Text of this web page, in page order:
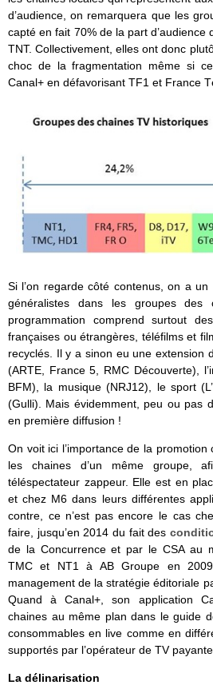
d’audience, on remarquera que les
capté en fait 70% de la part d’audience
TNT. Collectivement, elles ont donc
choc de la fragmentation même si
Canal+ en défavorisant TF1 et France
Si l’on regarde côté contenus, on a
généralistes dans les groupes des
programmation comprend surtout
françaises ou étrangères, téléfilms et
recyclés. Il y a sinon eu une extension
(ARTE, France 5, RMC Découverte),
BFM), la musique (NRJ12), le sport
(Gulli). Mais évidemment, peu ou pas
en première diffusion !
On voit ici l’importance de la
les chaines d’un même groupe,
téléspectateur zappeur. Elle est en
et chez M6 dans leurs différentes
contre, ce n’est pas encore le cas
faire, jusqu’en 2014 du fait des
de la Concurrence et par le CSA au
TMC et NT1 à AB Groupe en
management de la stratégie éditoriale
Quand à Canal+, son application
chaines au même plan dans le guide
consommables en live comme en
supportés par l’opérateur de TV
La délinarisation